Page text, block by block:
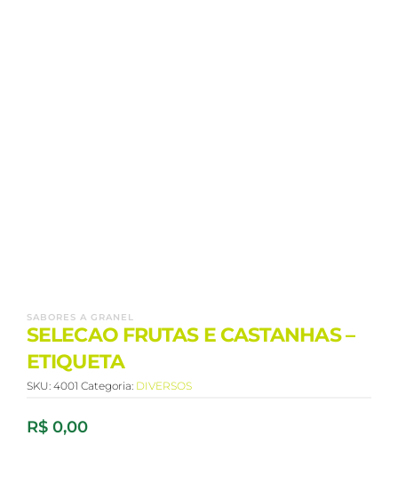
SABORES A GRANEL
SELECAO FRUTAS E CASTANHAS –
ETIQUETA
SKU: 4001 Categoria: DIVERSOS
R$ 0,00